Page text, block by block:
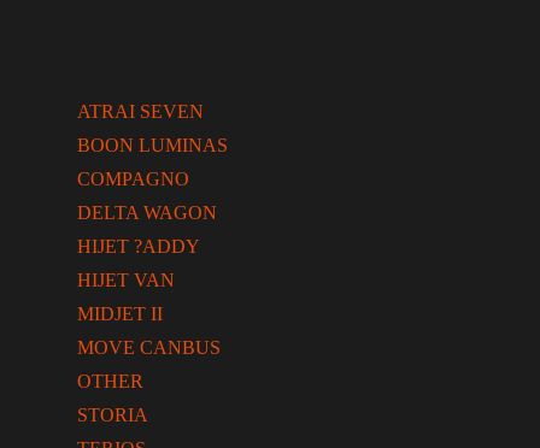
ATRAI SEVEN
BOON LUMINAS
COMPAGNO
DELTA WAGON
HIJET ?ADDY
HIJET VAN
MIDJET II
MOVE CANBUS
OTHER
STORIA